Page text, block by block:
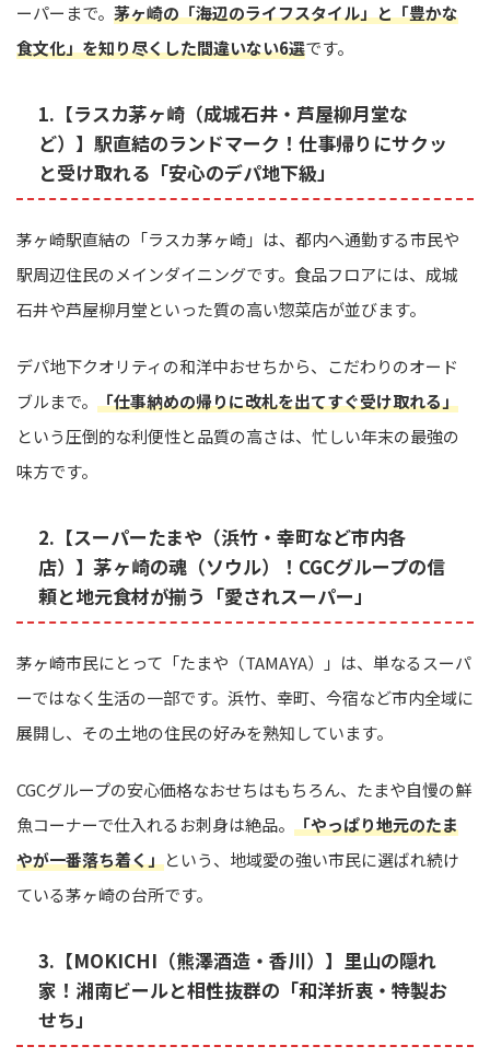
ーパーまで。 茅ヶ崎の「海辺のライフスタイル」と「豊かな
食文化」を知り尽くした間違いない6選です。
1.【ラスカ茅ヶ崎（成城石井・芦屋柳月堂な
ど）】駅直結のランドマーク！仕事帰りにサクッ
と受け取れる「安心のデパ地下級」
茅ヶ崎駅直結の「ラスカ茅ヶ崎」は、都内へ通勤する市民や
駅周辺住民のメインダイニングです。食品フロアには、成城
石井や芦屋柳月堂といった質の高い惣菜店が並びます。
デパ地下クオリティの和洋中おせちから、こだわりのオード
ブルまで。 「仕事納めの帰りに改札を出てすぐ受け取れる」
という圧倒的な利便性と品質の高さは、忙しい年末の最強の
味方です。
2.【スーパーたまや（浜竹・幸町など市内各
店）】茅ヶ崎の魂（ソウル）！CGCグループの信
頼と地元食材が揃う「愛されスーパー」
茅ヶ崎市民にとって「たまや（TAMAYA）」は、単なるスーパ
ーではなく生活の一部です。浜竹、幸町、今宿など市内全域に
展開し、その土地の住民の好みを熟知しています。
CGCグループの安心価格なおせちはもちろん、たまや自慢の鮮
魚コーナーで仕入れるお刺身は絶品。 「やっぱり地元のたま
やが一番落ち着く」という、地域愛の強い市民に選ばれ続け
ている茅ヶ崎の台所です。
3.【MOKICHI（熊澤酒造・香川）】里山の隠れ
家！湘南ビールと相性抜群の「和洋折衷・特製お
せち」